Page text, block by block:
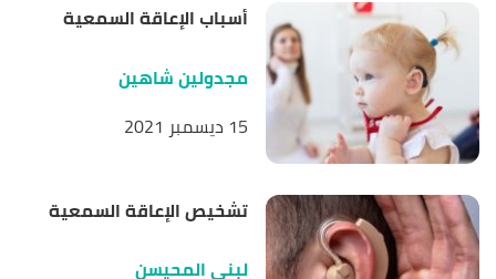
أسباب الإعاقة السمعية
مجدولين شاهين
15 ديسمبر 2021
تشخيص الإعاقة السمعية
لبنى المحيسن